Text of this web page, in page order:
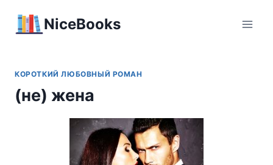
NiceBooks
КОРОТКИЙ ЛЮБОВНЫЙ РОМАН
(не) жена